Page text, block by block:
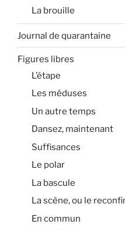
La brouille
Journal de quarantaine
Figures libres
L’étape
Les méduses
Un autre temps
Dansez, maintenant
Suffisances
Le polar
La bascule
La scène, ou le
En commun